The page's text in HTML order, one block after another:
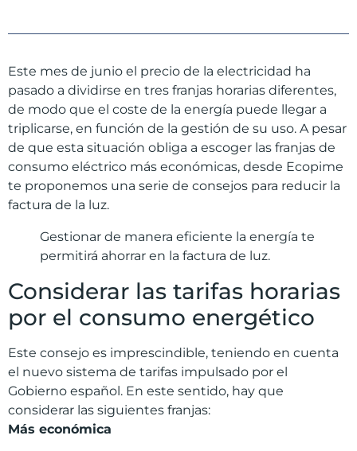
Este mes de junio el precio de la electricidad ha
pasado a dividirse en tres franjas horarias diferentes,
de modo que el coste de la energía puede llegar a
triplicarse, en función de la gestión de su uso. A pesar
de que esta situación obliga a escoger las franjas de
consumo eléctrico más económicas, desde Ecopime
te proponemos una serie de consejos para reducir la
factura de la luz.
Gestionar de manera eficiente la energía te
permitirá ahorrar en la factura de luz.
Considerar las tarifas horarias
por el consumo energético
Este consejo es imprescindible, teniendo en cuenta
el nuevo sistema de tarifas impulsado por el
Gobierno español. En este sentido, hay que
considerar las siguientes franjas:
Más económica